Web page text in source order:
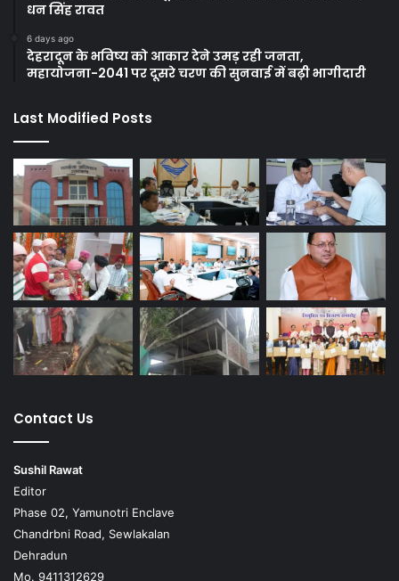
धन सिंह रावत
6 days ago
देहरादून के भविष्य को आकार देने उमड़ रही जनता,
महायोजना-2041 पर दूसरे चरण की सुनवाई में बढ़ी भागीदारी
Last Modified Posts
Contact Us
Sushil Rawat
Editor
Phase 02, Yamunotri Enclave
Chandrbni Road, Sewlakalan
Dehradun
Mo. 9411312629